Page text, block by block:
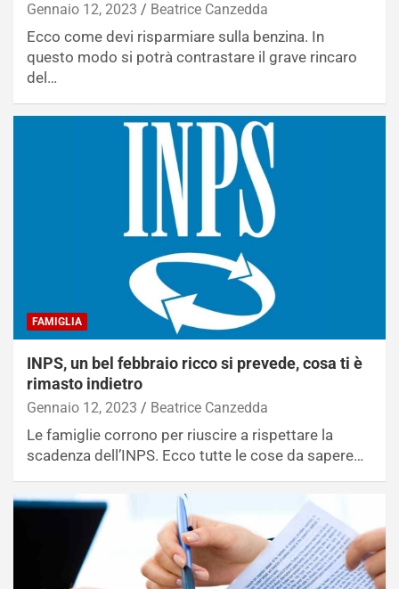
Gennaio 12, 2023 Beatrice Canzedda
Ecco come devi risparmiare sulla benzina. In
questo modo si potrà contrastare il grave rincaro
del…
FAMIGLIA
INPS, un bel febbraio ricco si prevede, cosa ti è
rimasto indietro
Gennaio 12, 2023 Beatrice Canzedda
Le famiglie corrono per riuscire a rispettare la
scadenza dell’INPS. Ecco tutte le cose da sapere…